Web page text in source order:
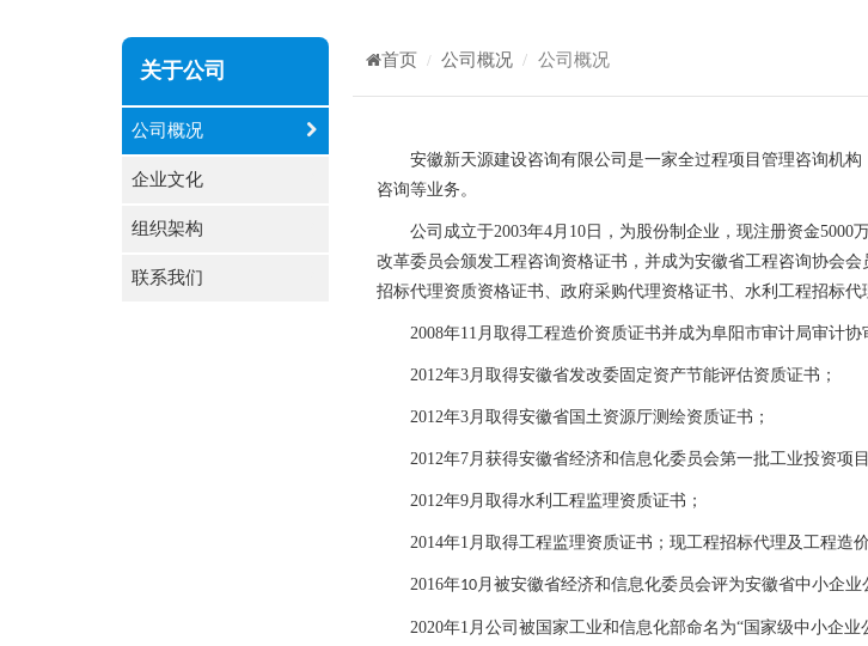
关于公司
公司概况
企业文化
组织架构
联系我们
首页 公司概况 公司概况
安徽新天源建设咨询有限公司是一家全过程项目管理咨询机
咨询等业务。
公司成立于2003年4月10日，为股份制企业，现注册资金
改革委员会颁发工程咨询资格证书，并成为安徽省工程咨询协会
招标代理资质资格证书、政府采购代理资格证书、水利工程招标
2008年11月取得工程造价资质证书并成为阜阳市审计局审计协
2012年3月取得安徽省发改委固定资产节能评估资质证书；
2012年3月取得安徽省国土资源厅测绘资质证书；
2012年7月获得安徽省经济和信息化委员会第一批工业投资项
2012年9月取得水利工程监理资质证书；
2014年1月取得工程监理资质证书；现工程招标代理及工程造
2016年10月被安徽省经济和信息化委员会评为安徽省中小企业
2020年1月公司被国家工业和信息化部命名为“国家级中小企业